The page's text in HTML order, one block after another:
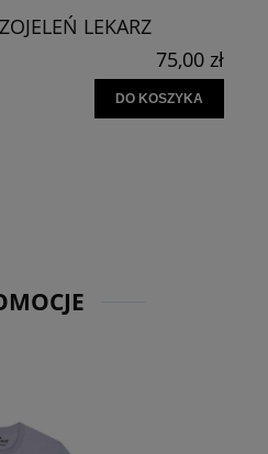
LEKARZ
75,00 zł
DO KOSZYKA